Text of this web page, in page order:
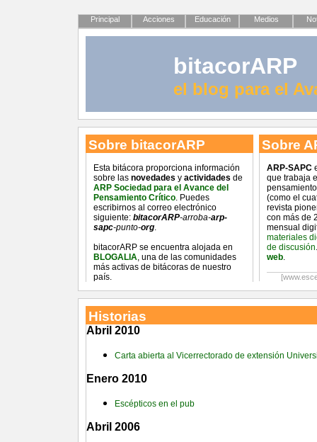
Principal Acciones Educación Medios
bitacorARP
el blog para el
Sobre bitacorARP
Esta bitácora proporciona información
sobre las novedades y actividades de
ARP Sociedad para el Avance del
Pensamiento Crítico. Puedes
escribirnos al correo electrónico
siguiente: bitacorARP-arroba-arp-
sapc-punto-org.
bitacorARP se encuentra alojada en
BLOGALIA, una de las comunidades
más activas de bitácoras de nuestro
país.
Sobre
ARP-SAPC
que trabaja
(como el
revista
con más de
mensual
materiales
de discusión
web.
Historias
Abril 2010
Carta abierta al Vicerrectorado de extensión
Enero 2010
Escépticos en el pub
Abril 2006